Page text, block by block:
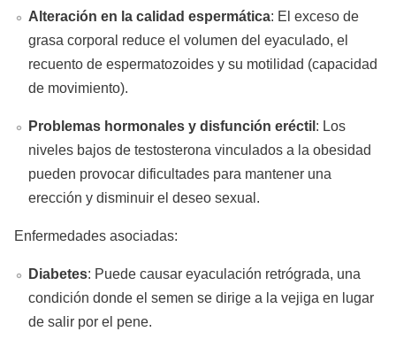
Alteración en la calidad espermática: El exceso de
grasa corporal reduce el volumen del eyaculado, el
recuento de espermatozoides y su motilidad (capacidad
de movimiento).
Problemas hormonales y disfunción eréctil : Los
niveles bajos de testosterona vinculados a la obesidad
pueden provocar dificultades para mantener una
erección y disminuir el deseo sexual.
Enfermedades asociadas:
Diabetes: Puede causar eyaculación retrógrada, una
condición donde el semen se dirige a la vejiga en lugar
de salir por el pene.